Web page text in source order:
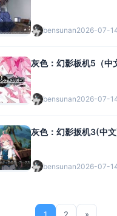
bensunan2026-07-
灰色：幻影板机5（中
bensunan2026-07-
灰色：幻影扳机3(中
bensunan2026-07-